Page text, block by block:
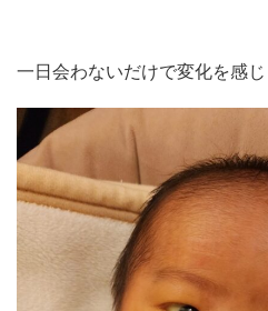
一日会わないだけで変化を感じ